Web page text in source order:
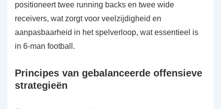
positioneert twee running backs en twee wide
receivers, wat zorgt voor veelzijdigheid en
aanpasbaarheid in het spelverloop, wat essentieel is
in 6-man football.
Principes van gebalanceerde offensieve
strategieën